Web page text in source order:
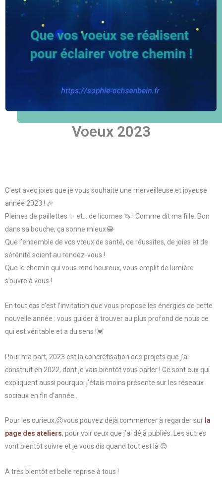
Voeux 2023
C’est avec joies que je vous souhaite une merveilleuse et joyeuse
année 2023 ! 🎉
Pleines de paillettes ✨ et… de licornes 🦄 ! Comme dit ma fille. Bon
dans sa bouche, ça sonne mieux😂
Que l’ensemble de vos vœux de santé, de réussites, de joies et de
sérénité soient au rendez-vous !
Que le chemin qui vous rend heureux, vous emplit de lumière
s’ouvre à vous !
En tout cas c’est l’invitation que vous propose les énergies de cette
nouvelle année : vous guider à trouver au plus profond de nous ce
qui est véritable et a du sens !💓
Pour ma part, 2023 est la concrétisation des projets que j’ai
construit en 2022, dont je vais bientôt vous parler ! Ce sont eux qui
expliquent aussi pourquoi j’étais moins présente sur les réseaux
sociaux en fin d’année…
Pour les curieux,😉vous pouvez déjà commencer à regarder sur la
page des ateliers, pour voir ceux que j’ai déjà publiés. Les autres
vont bientôt suivre et je vous dis quand tout est là 😊
A très bientôt et belle reprise à tous !